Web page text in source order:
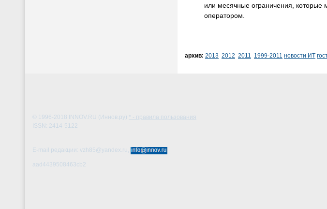
или месячные ограничения, которые
оператором.
архив: 2013 2012 2011 1999-2011 новости ИТ
© 1996-2018 INNOV.RU (Иннов.ру) * - правила пользования
ISSN: 2414-5122
E-mail редакции: vzh85@yandex.ru,
aad4439508463cb2